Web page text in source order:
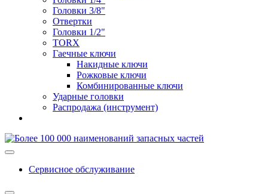
Головки 3/8"
Отвертки
Головки 1/2"
TORX
Гаечные ключи
Накидные ключи
Рожковые ключи
Комбинированные ключи
Ударные головки
Распродажа (инструмент)
Сервисное обслуживание